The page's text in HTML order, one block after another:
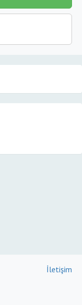
İletişim